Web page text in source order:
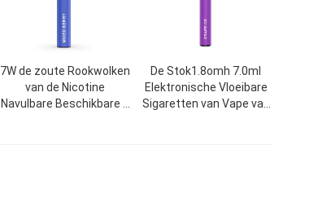
7W de zoute Rookwolken
van de Nicotine
Navulbare Beschikbare E
De Stok1.8omh 7.0ml
Elektronische Vloeibare
Sigaretten van Vape van